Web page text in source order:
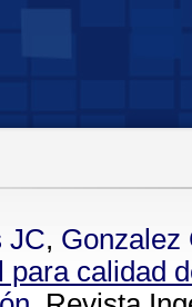
JC, Gonzalez
para calidad